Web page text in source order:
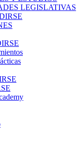
LEGISLATIVAS